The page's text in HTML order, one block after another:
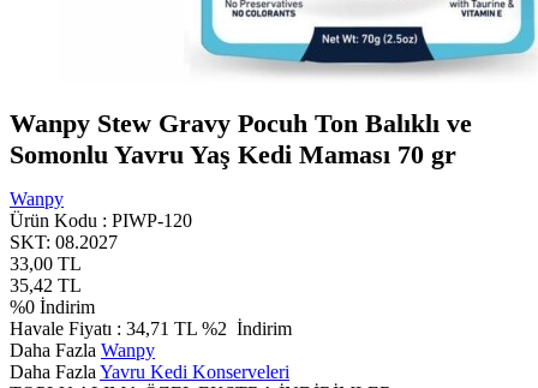
Wanpy Stew Gravy Pocuh Ton Balıklı ve
Somonlu Yavru Yaş Kedi Maması 70 gr
Wanpy
Ürün Kodu : PIWP-120
SKT: 08.2027
33,00 TL
35,42 TL
%0 İndirim
Havale Fiyatı : 34,71 TL %2 İndirim
Daha Fazla Wanpy
Daha Fazla Yavru Kedi Konserveleri